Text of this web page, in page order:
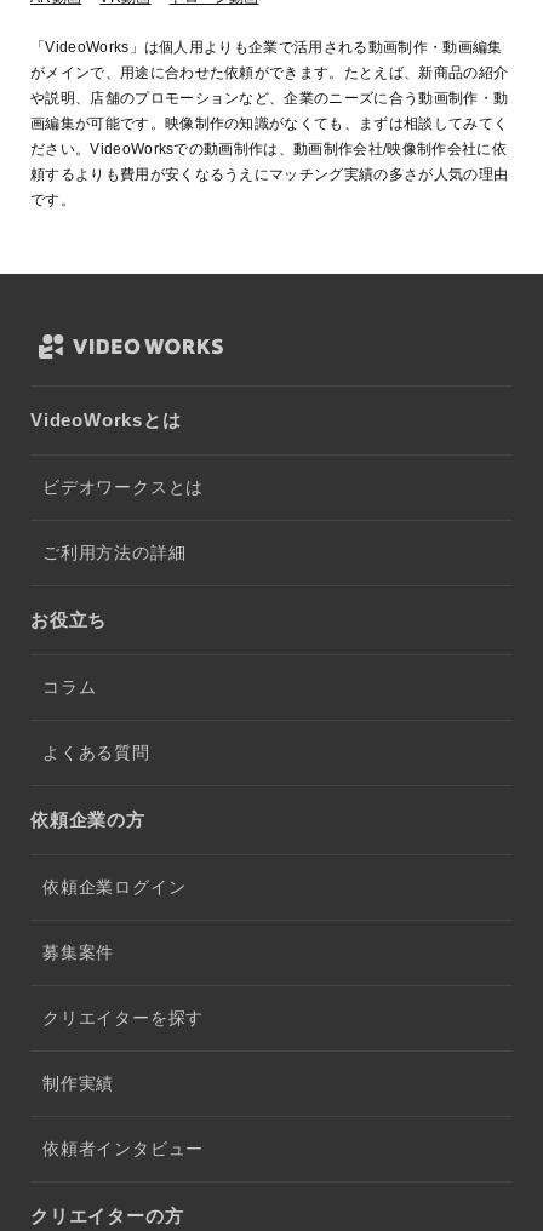
「VideoWorks」は個人用よりも企業で活用される動画制作・動画編集
がメインで、用途に合わせた依頼ができます。たとえば、新商品の紹介
や説明、店舗のプロモーションなど、企業のニーズに合う動画制作・動
画編集が可能です。映像制作の知識がなくても、まずは相談してみてく
ださい。VideoWorksでの動画制作は、動画制作会社/映像制作会社に依
頼するよりも費用が安くなるうえにマッチング実績の多さが人気の理由
です。
VideoWorksとは
ビデオワークスとは
ご利用方法の詳細
お役立ち
コラム
よくある質問
依頼企業の方
依頼企業ログイン
募集案件
クリエイターを探す
制作実績
依頼者インタビュー
クリエイターの方